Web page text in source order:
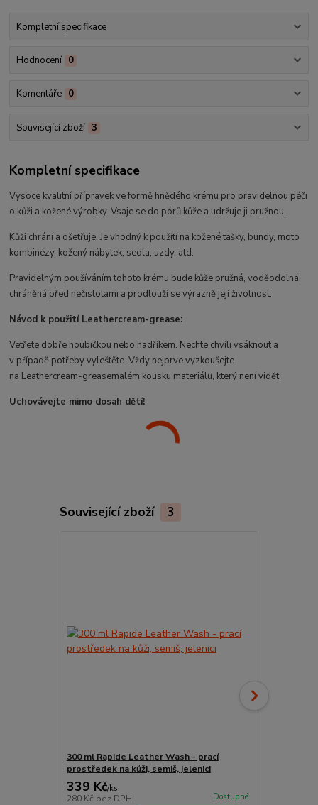
Kompletní specifikace
Hodnocení 0
Komentáře 0
Související zboží 3
Kompletní specifikace
Vysoce kvalitní přípravek ve formě hnědého krému pro pravidelnou péči
o kůži a kožené výrobky. Vsaje se do pórů kůže a udržuje ji pružnou.
Kůži chrání a ošetřuje. Je vhodný k použítí na kožené tašky, bundy, moto
kombinézy, kožený nábytek, sedla, uzdy, atd.
Pravidelným používáním tohoto krému bude kůže pružná, voděodolná,
chráněná před nečistotami a prodlouží se výrazně její životnost.
Návod k použití Leathercream-grease:
Vetřete dobře houbičkou nebo hadříkem. Nechte chvíli vsáknout a
v případě potřeby vyleštěte. Vždy nejprve vyzkoušejte
na Leathercream-greasemalém kousku materiálu, který není vidět.
Uchovávejte mimo dosah dětí!
Související zboží 3
300 ml Rapide Leather Wash - prací
prostředek na kůži, semiš, jelenici
339 Kč/ks
280 Kč bez DPH Dostupné